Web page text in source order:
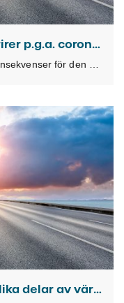
Tillfälliga pristillägg från kurirer p.g.a. coronaviruset
Till följd av coronaviruset och dess konsekvenser för den globala transportsektorn har våra leverantörer av
Corona – Transportstatus i olika delar av världen